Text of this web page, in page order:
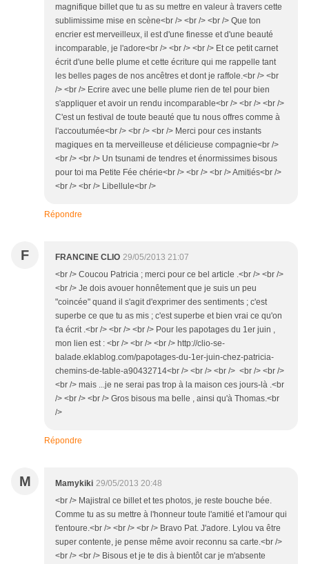
magnifique billet que tu as su mettre en valeur à travers cette
sublimissime mise en scène<br /> <br /> <br /> Que ton
encrier est merveilleux, il est d'une finesse et d'une beauté
incomparable, je l'adore<br /> <br /> <br /> Et ce petit carnet
écrit d'une belle plume et cette écriture qui me rappelle tant
les belles pages de nos ancêtres et dont je raffole.<br /> <br
/> <br /> Ecrire avec une belle plume rien de tel pour bien
s'appliquer et avoir un rendu incomparable<br /> <br /> <br />
C'est un festival de toute beauté que tu nous offres comme à
l'accoutumée<br /> <br /> <br /> Merci pour ces instants
magiques en ta merveilleuse et délicieuse compagnie<br />
<br /> <br /> Un tsunami de tendres et énormissimes bisous
pour toi ma Petite Fée chérie<br /> <br /> <br /> Amitiés<br />
<br /> <br /> Libellule<br />
Répondre
F FRANCINE CLIO 29/05/2013 21:07
<br /> Coucou Patricia ; merci pour ce bel article .<br /> <br />
<br /> Je dois avouer honnêtement que je suis un peu
"coincée" quand il s'agit d'exprimer des sentiments ; c'est
superbe ce que tu as mis ; c'est superbe et bien vrai ce qu'on
t'a écrit .<br /> <br /> <br /> Pour les papotages du 1er juin ,
mon lien est : <br /> <br /> <br /> http://clio-se-
balade.eklablog.com/papotages-du-1er-juin-chez-patricia-
chemins-de-table-a90432714<br /> <br /> <br /> <br /> <br />
<br /> mais ...je ne serai pas trop à la maison ces jours-là .<br
/> <br /> <br /> Gros bisous ma belle , ainsi qu'à Thomas.<br
/>
Répondre
M Mamykiki 29/05/2013 20:48
<br /> Majistral ce billet et tes photos, je reste bouche bée.
Comme tu as su mettre à l'honneur toute l'amitié et l'amour qui
t'entoure.<br /> <br /> <br /> Bravo Pat. J'adore. Lylou va être
super contente, je pense même avoir reconnu sa carte.<br />
<br /> <br /> Bisous et je te dis à bientôt car je m'absente